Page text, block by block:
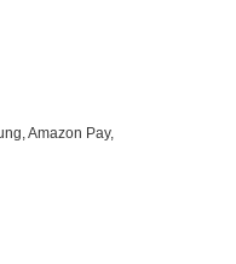
Amazon Pay,